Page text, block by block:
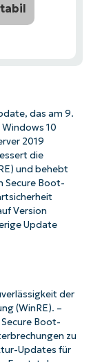
das am 9.
10
2019
die
und behebt
Secure Boot-
Version
Update
der
(WinRE). –
Boot-
zu
Updates für